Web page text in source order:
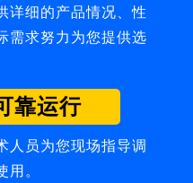
详细的产品情况、性
需求努力为您提供选
靠运行
人员为您现场指导调
用。